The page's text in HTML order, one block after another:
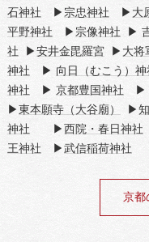
石神社 ▶ 宗忠神社 ▶ 大
平野神社 ▶ 宗像神社 ▶
社 ▶ 安井金毘羅宮▶ 大将
神社 ▶ 向日（むこう）神
神社 ▶ 京都豊国神社 ▶
▶ 東本願寺（大谷廟） ▶
神社 ▶ 西院・春日神社
王神社 ▶ 武信稲荷神社
京都